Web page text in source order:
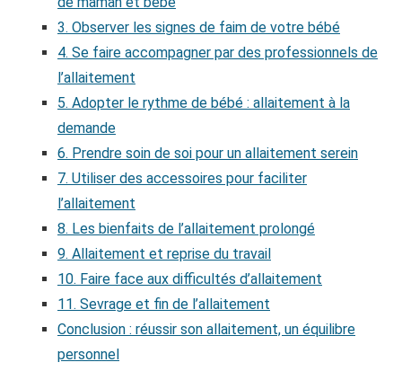
3. Observer les signes de faim de votre bébé
4. Se faire accompagner par des professionnels de
l’allaitement
5. Adopter le rythme de bébé : allaitement à la
demande
6. Prendre soin de soi pour un allaitement serein
7. Utiliser des accessoires pour faciliter
l’allaitement
8. Les bienfaits de l’allaitement prolongé
9. Allaitement et reprise du travail
10. Faire face aux difficultés d’allaitement
11. Sevrage et fin de l’allaitement
Conclusion : réussir son allaitement, un équilibre
personnel